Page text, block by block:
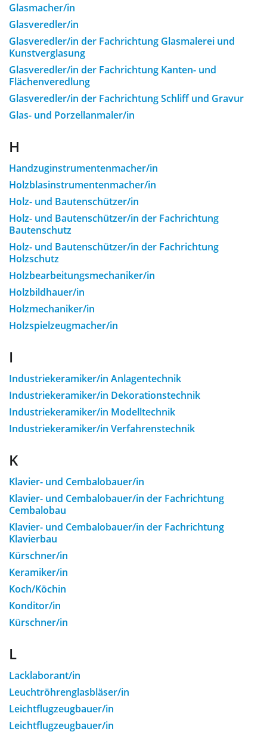
Glasmacher/in
Glasveredler/in
Glasveredler/in der Fachrichtung Glasmalerei und
Kunstverglasung
Glasveredler/in der Fachrichtung Kanten- und
Flächenveredlung
Glasveredler/in der Fachrichtung Schliff und Gravur
Glas- und Porzellanmaler/in
H
Handzuginstrumentenmacher/in
Holzblasinstrumentenmacher/in
Holz- und Bautenschützer/in
Holz- und Bautenschützer/in der Fachrichtung
Bautenschutz
Holz- und Bautenschützer/in der Fachrichtung
Holzschutz
Holzbearbeitungsmechaniker/in
Holzbildhauer/in
Holzmechaniker/in
Holzspielzeugmacher/in
I
Industriekeramiker/in Anlagentechnik
Industriekeramiker/in Dekorationstechnik
Industriekeramiker/in Modelltechnik
Industriekeramiker/in Verfahrenstechnik
K
Klavier- und Cembalobauer/in
Klavier- und Cembalobauer/in der Fachrichtung
Cembalobau
Klavier- und Cembalobauer/in der Fachrichtung
Klavierbau
Kürschner/in
Keramiker/in
Koch/Köchin
Konditor/in
Kürschner/in
L
Lacklaborant/in
Leuchtröhrenglasbläser/in
Leichtflugzeugbauer/in
Leichtflugzeugbauer/in